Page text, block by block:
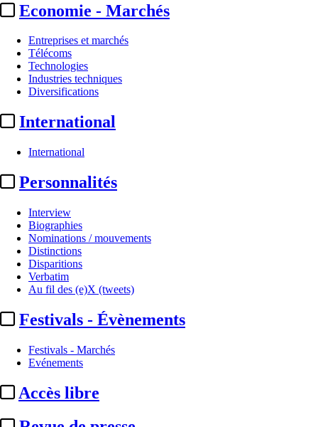
Economie - Marchés
Entreprises et marchés
Télécoms
Technologies
Industries techniques
Diversifications
International
International
Personnalités
Interview
Biographies
Nominations / mouvements
Distinctions
Disparitions
Verbatim
Au fil des (e)X (tweets)
Festivals - Évènements
Festivals - Marchés
Evénements
Accès libre
Sommaire
A la Une
TF1 Pub :TF1 AdManager, une « alternative premium » aux
Gafa pour ...